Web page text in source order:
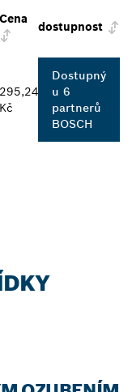
Cena
dostupnost
295,24
Kč
Dostupný
u 6
partnerů
BOSCH